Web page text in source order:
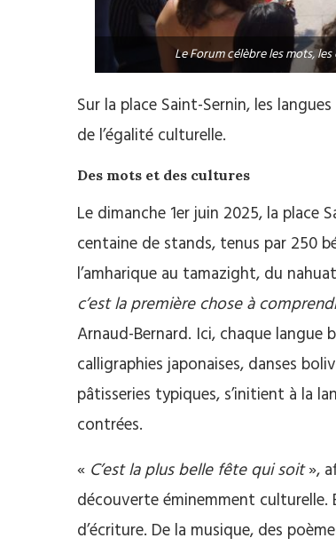
Le Forum célèbre les mots,
Sur la place Saint-Sernin, les
de l’égalité culturelle.
Des mots et des cultures
Le dimanche 1er juin 2025, la place
centaine de stands, tenus par 250
l’amharique au tamazight, du
c’est la première chose à
Arnaud-Bernard. Ici, chaque langue
calligraphies japonaises, danses
pâtisseries typiques, s’initient à la
contrées.
« C’est la plus belle fête qui soit»,
découverte éminemment culturelle.
d’écriture. De la musique, des